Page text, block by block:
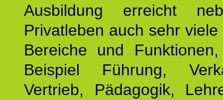
Ausbildung erreicht
Privatleben auch sehr
Bereiche und
Beispiel Führung,
Vertrieb, Pädagogik,